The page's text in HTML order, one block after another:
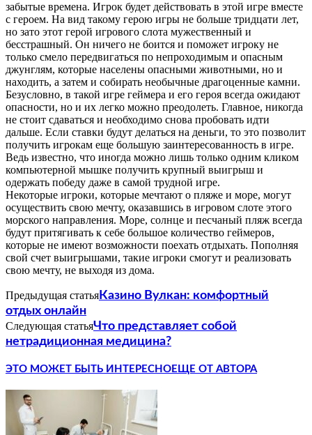
забытые времена. Игрок будет действовать в этой игре вместе
с героем. На вид такому герою игры не больше тридцати лет,
но зато этот герой игрового слота мужественный и
бесстрашный. Он ничего не боится и поможет игроку не
только смело передвигаться по непроходимым и опасным
джунглям, которые населены опасными животными, но и
находить, а затем и собирать необычные драгоценные камни.
Безусловно, в такой игре геймера и его героя всегда ожидают
опасности, но и их легко можно преодолеть. Главное, никогда
не стоит сдаваться и необходимо снова пробовать идти
дальше. Если ставки будут делаться на деньги, то это позволит
получить игрокам еще большую заинтересованность в игре.
Ведь известно, что иногда можно лишь только одним кликом
компьютерной мышке получить крупный выигрыш и
одержать победу даже в самой трудной игре.
Некоторые игроки, которые мечтают о пляже и море, могут
осуществить свою мечту, оказавшись в игровом слоте этого
морского направления. Море, солнце и песчаный пляж всегда
будут притягивать к себе большое количество геймеров,
которые не имеют возможности поехать отдыхать. Пополняя
свой счет выигрышами, такие игроки смогут и реализовать
свою мечту, не выходя из дома.
Предыдущая статьяКазино Вулкан: комфортный
отдых онлайн
Следующая статьяЧто представляет собой
нетрадиционная медицина?
ЭТО МОЖЕТ БЫТЬ ИНТЕРЕСНО ЕЩЕ ОТ АВТОРА